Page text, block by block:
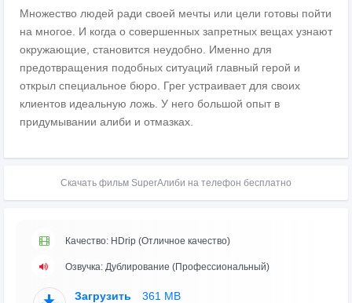
Множество людей ради своей мечты или цели готовы пойти
на многое. И когда о совершенных запретных вещах узнают
окружающие, становится неудобно. Именно для
предотвращения подобных ситуаций главный герой и
открыл специальное бюро. Грег устраивает для своих
клиентов идеальную ложь. У него большой опыт в
придумывании алиби и отмазках.
Скачать фильм SuperАлиби на телефон бесплатно
Качество: HDrip (Отличное качество)
Озвучка: Дублирование (Профессиональный)
Загрузить 361 MB